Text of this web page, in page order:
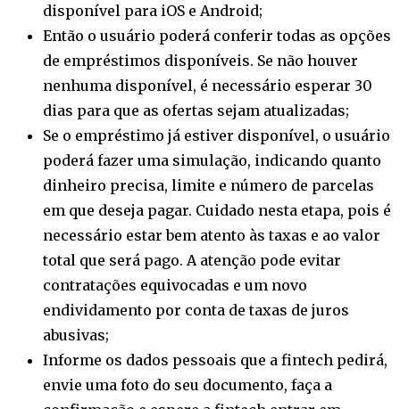
disponível para iOS e Android;
Então o usuário poderá conferir todas as opções
de empréstimos disponíveis. Se não houver
nenhuma disponível, é necessário esperar 30
dias para que as ofertas sejam atualizadas;
Se o empréstimo já estiver disponível, o usuário
poderá fazer uma simulação, indicando quanto
dinheiro precisa, limite e número de parcelas
em que deseja pagar. Cuidado nesta etapa, pois é
necessário estar bem atento às taxas e ao valor
total que será pago. A atenção pode evitar
contratações equivocadas e um novo
endividamento por conta de taxas de juros
abusivas;
Informe os dados pessoais que a fintech pedirá,
envie uma foto do seu documento, faça a